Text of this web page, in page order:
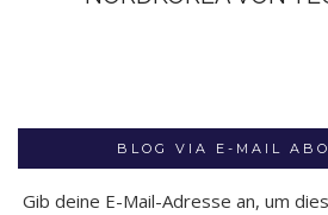
BLOG VIA E-MAIL
Gib deine E-Mail-Adresse an, um